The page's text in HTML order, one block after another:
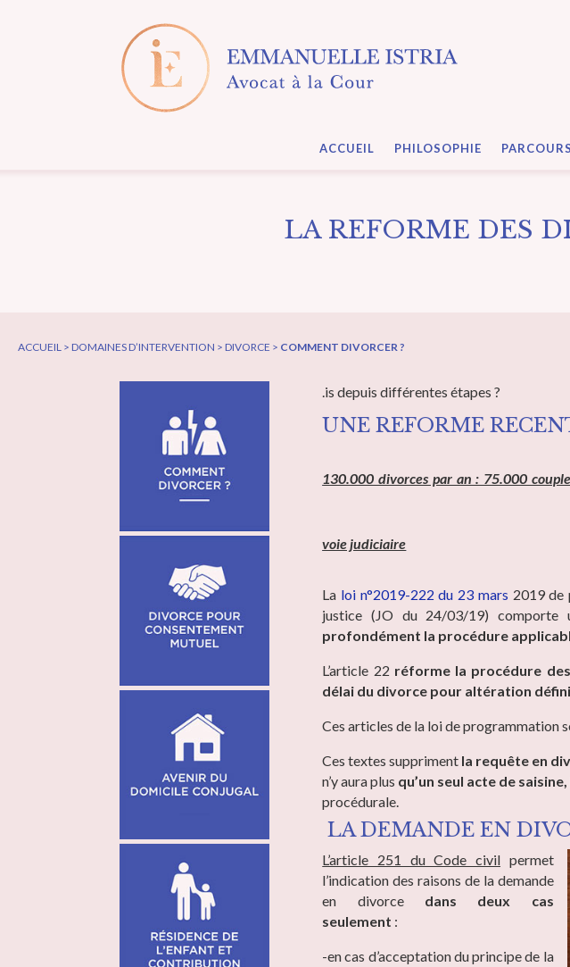
ACCUEIL PHILOSOPHIE PARCOURS
LA REFORME DES
ACCUEIL > DOMAINES D’INTERVENTION > DIVORCE > COMMENT DIVORCER ?
.is depuis différentes étapes ?
UNE REFORME
130.000 divorces par an : 75.000
voie judiciaire
La loi n°2019-222 du 23 mars 2019 de
justice (JO du 24/03/19)
profondément la procédure
L’article 22 réforme la procédure
délai du divorce pour altération
Ces articles de la loi de programmation
Ces textes suppriment la requête en
n’y aura plus qu’un seul acte de
procédurale.
LA DEMANDE EN
L’article 251 du Code civil permet
l’indication des raisons de la demande
en divorce dans deux cas
seulement :
-en cas d’acceptation du principe de la